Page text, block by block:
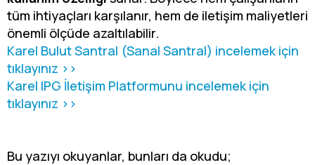
tüm ihtiyaçları karşılanır, hem de iletişim maliyetleri
önemli ölçüde azaltılabilir.
Karel Bulut Santral (Sanal Santral) incelemek için
tıklayınız >>
Karel IPG İletişim Platformunu incelemek için
tıklayınız >>
Bu yazıyı okuyanlar, bunları da okudu;